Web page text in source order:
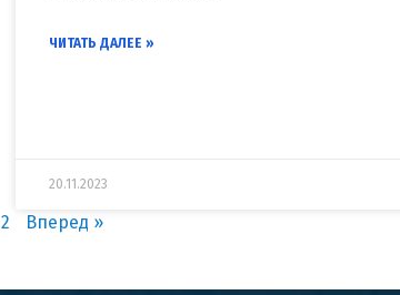
ЧИТАТЬ ДАЛЕЕ »
20.11.2023
2 Вперед »